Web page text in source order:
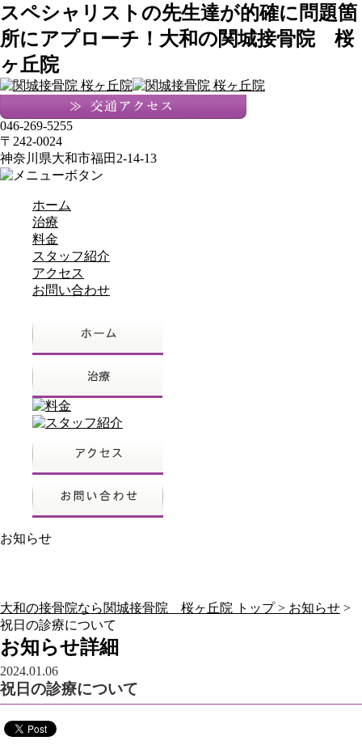
スペシャリストの先生達が的確に問題箇
所にアプローチ！大和の関城接骨院 桜
ヶ丘院
046-269-5255
〒242-0024
神奈川県大和市福田2-14-13
ホーム
治療
料金
スタッフ紹介
アクセス
お問い合わせ
お知らせ
大和の接骨院なら関城接骨院 桜ヶ丘院 トップ > お知らせ >
祝日の診療について
お知らせ詳細
2024.01.06
祝日の診療について